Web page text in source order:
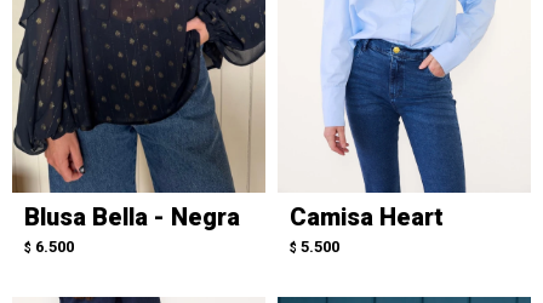
Blusa Bella - Negra
$ 6.500
Camisa Heart
$ 5.500